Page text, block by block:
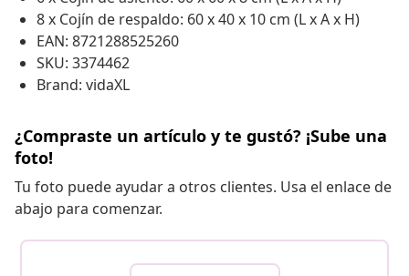
8 x Cojín de respaldo: 60 x 40 x 10 cm (L x A x H)
EAN: 8721288525260
SKU: 3374462
Brand: vidaXL
¿Compraste un artículo y te gustó? ¡Sube una
foto!
Tu foto puede ayudar a otros clientes. Usa el enlace de
abajo para comenzar.